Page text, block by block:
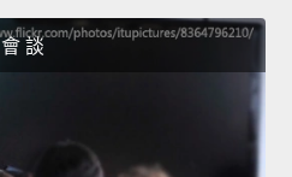
會 談